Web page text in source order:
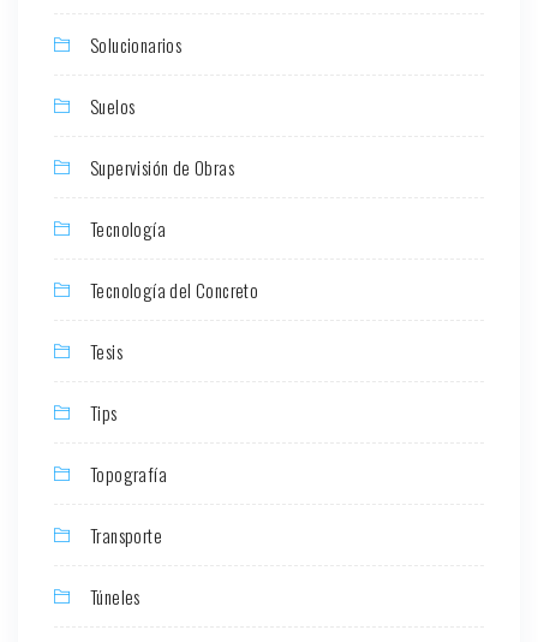
Solucionarios
Suelos
Supervisión de Obras
Tecnología
Tecnología del Concreto
Tesis
Tips
Topografía
Transporte
Túneles